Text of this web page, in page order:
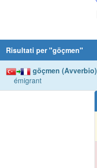
Risultati per "göçmen"
göçmen (Avverbio)
émigrant